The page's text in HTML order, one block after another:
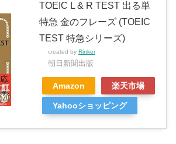
TOEIC L & R TEST 出る単
特急 金のフレーズ (TOEIC
TEST 特急シリーズ)
created by Rinker
朝日新聞出版
Amazon 楽天市場
Yahooショッピング